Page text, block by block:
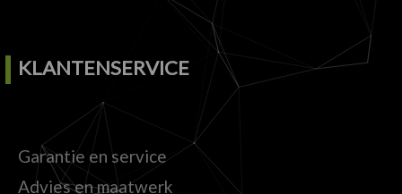
KLANTENSERVICE
Garantie en service
Advies en maatwerk